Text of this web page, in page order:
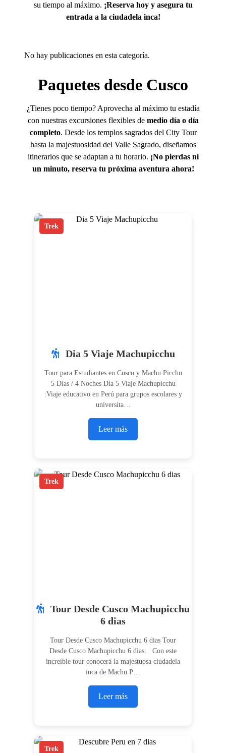
su tiempo al máximo. ¡Reserva hoy y asegura tu
entrada a la ciudadela inca!
No hay publicaciones en esta categoría.
Paquetes desde Cusco
¿Tienes poco tiempo? Aprovecha al máximo tu estadía
con nuestras excursiones flexibles de medio día o día
completo. Desde los templos sagrados del City Tour
hasta la majestuosidad del Valle Sagrado, diseñamos
itinerarios que se adaptan a tu horario. ¡No pierdas ni
un minuto, reserva tu próxima aventura ahora!
Trek
Dia 5 Viaje Machupicchu
Tour para Estudiantes en Cusco y Machu Picchu
5 Días / 4 Noches Dia 5 Viaje Machupicchu
:Viaje educativo en Perú para grupos escolares y
universita…
Leer más
Trek
Tour Desde Cusco Machupicchu
6 dias
Tour Desde Cusco Machupicchu 6 dias Tour
Desde Cusco Machupicchu 6 dias: Con este
increíble tour conocerá la majestuosa ciudadela
inca de Machu P…
Leer más
Trek